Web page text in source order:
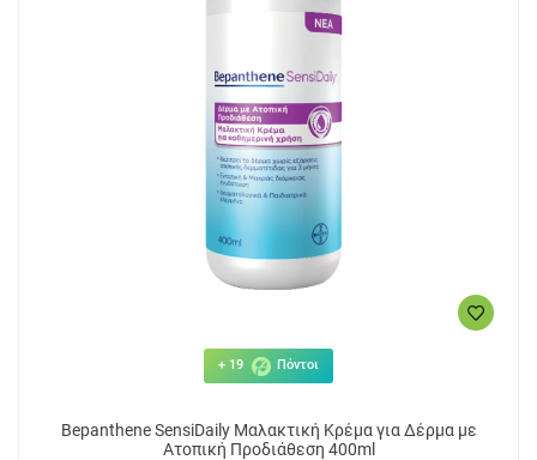
+ 19 Πόντοι
Bepanthene SensiDaily Μαλακτική Κρέμα για Δέρμα με
Ατοπική Προδιάθεση 400ml